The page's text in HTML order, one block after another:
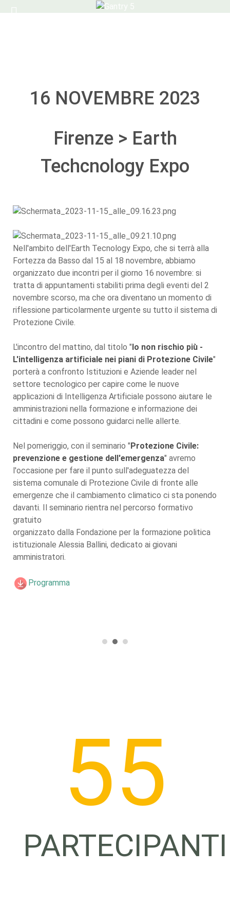
16 NOVEMBRE 2023
Firenze > Earth
Techcnology Expo
Nell'ambito dell'Earth Tecnology Expo, che si terrà alla
Fortezza da Basso dal 15 al 18 novembre, abbiamo
organizzato due incontri per il giorno 16 novembre: si
tratta di appuntamenti stabiliti prima degli eventi del 2
novembre scorso, ma che ora diventano un momento di
riflessione particolarmente urgente su tutto il sistema di
Protezione Civile.
L'incontro del mattino, dal titolo "Io non rischio più -
L'intelligenza artificiale nei piani di Protezione Civile"
porterà a confronto Istituzioni e Aziende leader nel
settore tecnologico per capire come le nuove
applicazioni di Intelligenza Artificiale possono aiutare le
amministrazioni nella formazione e informazione dei
cittadini e come possono guidarci nelle allerte.
Nel pomeriggio, con il seminario "Protezione Civile:
prevenzione e gestione dell'emergenza" avremo
l'occasione per fare il punto sull'adeguatezza del
sistema comunale di Protezione Civile di fronte alle
emergenze che il cambiamento climatico ci sta ponendo
davanti. Il seminario rientra nel percorso formativo
gratuito
organizzato dalla Fondazione per la formazione politica
istituzionale Alessia Ballini, dedicato ai giovani
amministratori.
Programma
56
PARTECIPANTI